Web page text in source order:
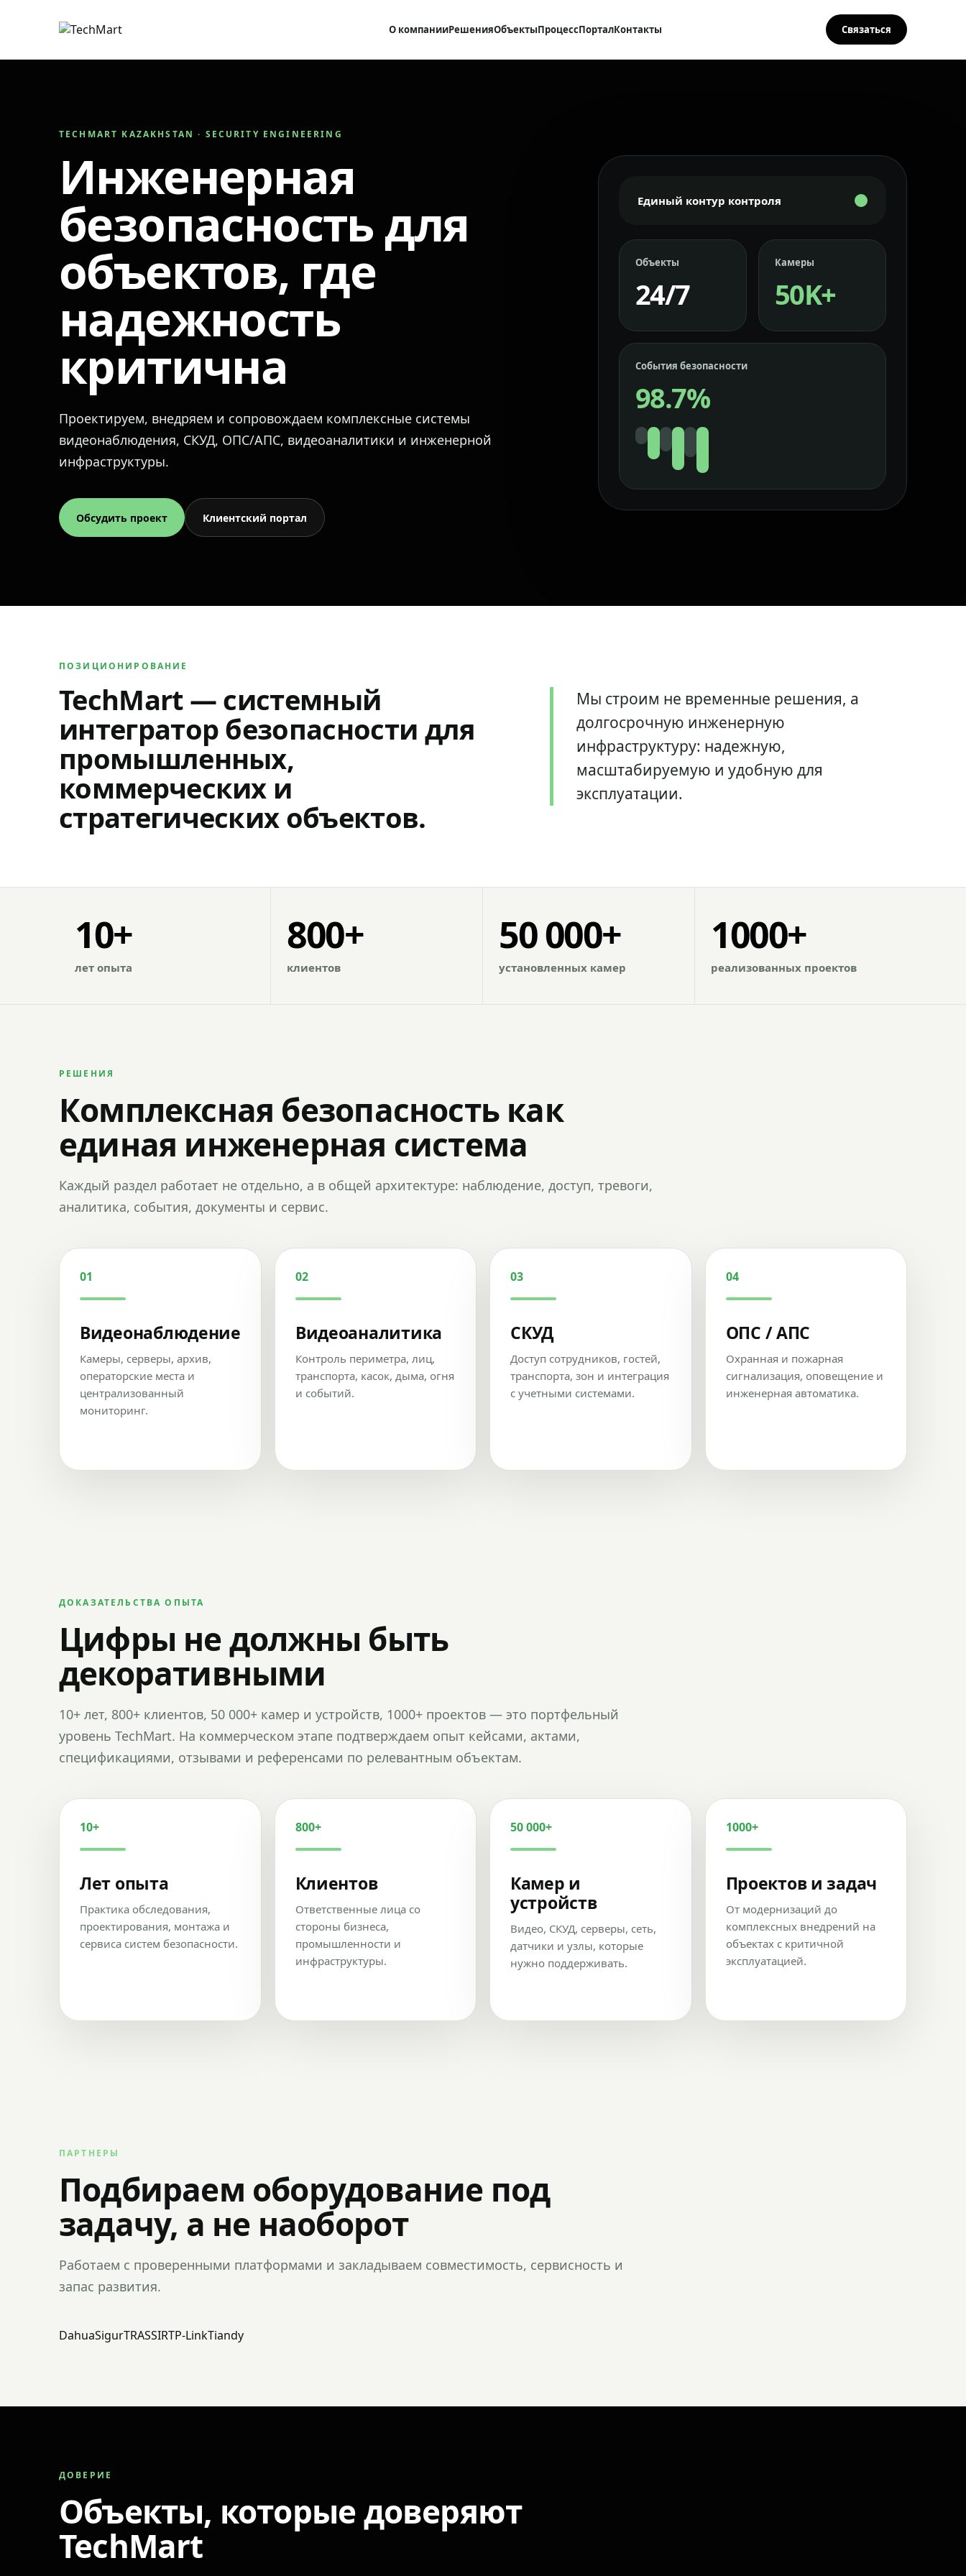
О компанииРешенияОбъектыПроцессПорталКонтакты Связаться
TECHMART KAZAKHSTAN · SECURITY ENGINEERING
Инженерная
безопасность для
объектов, где
надежность
критична
Проектируем, внедряем и сопровождаем комплексные системы
видеонаблюдения, СКУД, ОПС/АПС, видеоаналитики и инженерной
инфраструктуры.
Обсудить проект Клиентский портал
Единый контур контроля
Объекты
24/7
Камеры
50K+
События безопасности
98.7%
ПОЗИЦИОНИРОВАНИЕ
TechMart — системный
интегратор безопасности для
промышленных,
коммерческих и
стратегических объектов.
Мы строим не временные решения, а
долгосрочную инженерную
инфраструктуру: надежную,
масштабируемую и удобную для
эксплуатации.
10+
лет опыта
800+
клиентов
50 000+
установленных камер
1000+
реализованных проектов
РЕШЕНИЯ
Комплексная безопасность как
единая инженерная система
Каждый раздел работает не отдельно, а в общей архитектуре: наблюдение, доступ, тревоги,
аналитика, события, документы и сервис.
01
Видеонаблюдение
Камеры, серверы, архив,
операторские места и
централизованный
мониторинг.
02
Видеоаналитика
Контроль периметра, лиц,
транспорта, касок, дыма, огня
и событий.
03
СКУД
Доступ сотрудников, гостей,
транспорта, зон и интеграция
с учетными системами.
04
ОПС / АПС
Охранная и пожарная
сигнализация, оповещение и
инженерная автоматика.
ДОКАЗАТЕЛЬСТВА ОПЫТА
Цифры не должны быть
декоративными
10+ лет, 800+ клиентов, 50 000+ камер и устройств, 1000+ проектов — это портфельный
уровень TechMart. На коммерческом этапе подтверждаем опыт кейсами, актами,
спецификациями, отзывами и референсами по релевантным объектам.
10+
Лет опыта
Практика обследования,
проектирования, монтажа и
сервиса систем безопасности.
800+
Клиентов
Ответственные лица со
стороны бизнеса,
промышленности и
инфраструктуры.
50 000+
Камер и
устройств
Видео, СКУД, серверы, сеть,
датчики и узлы, которые
нужно поддерживать.
1000+
Проектов и задач
От модернизаций до
комплексных внедрений на
объектах с критичной
эксплуатацией.
ПАРТНЕРЫ
Подбираем оборудование под
задачу, а не наоборот
Работаем с проверенными платформами и закладываем совместимость, сервисность и
запас развития.
DahuaSigurTRASSIRTP-LinkTiandy
ДОВЕРИЕ
Объекты, которые доверяют
TechMart